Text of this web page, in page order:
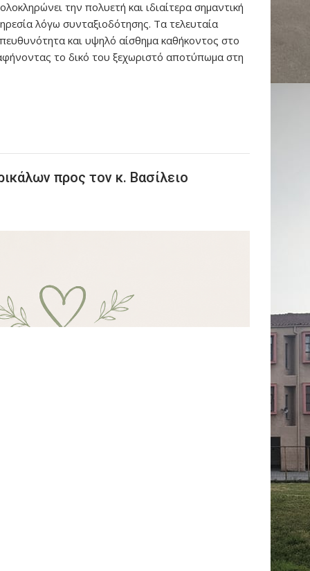
την πολυετή και ιδιαίτερα σημαντική
λόγω συνταξιοδότησης. Τα τελευταία
και υψηλό αίσθημα καθήκοντος στο
το δικό του ξεχωριστό αποτύπωμα στη
προς τον κ. Βασίλειο